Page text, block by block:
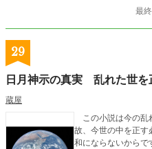
最
29
日月神示の真実 乱れた世を
蔵屋
この小説は今の乱
故、今世の中を正
和にならないから